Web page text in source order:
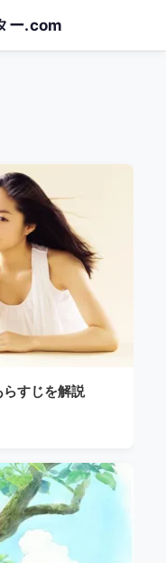
ー.com
らすじを解説